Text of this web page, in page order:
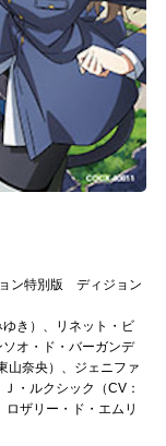
ョン特別版 ディジョン
き）、リネット・ビ
オ・ド・バーガンデ
山奈央）、ジェニファ
・ルクシック（CV：
ザリー・ド・エムリ